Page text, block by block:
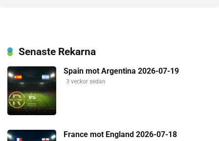
Senaste Rekarna
Spain mot Argentina 2026-07-19
3 veckor sedan
France mot England 2026-07-18